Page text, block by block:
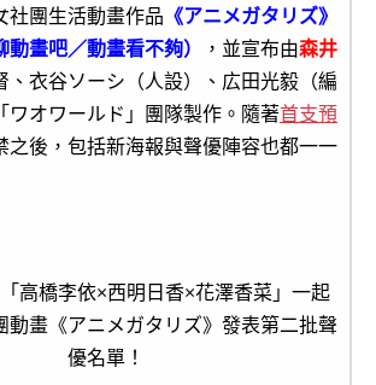
社團生活動畫作品 《アニメガタリズ》
動畫吧／動畫看不夠）
，並宣布由森井
、衣谷ソーシ（人設）、広田光毅（編
ワオワールド」團隊製作。隨著首支預
之後，包括新海報與聲優陣容也都一一